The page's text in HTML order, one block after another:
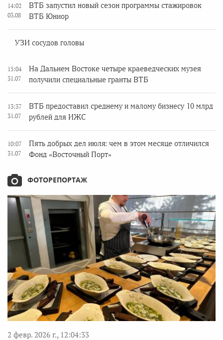
14:02
03.08
ВТБ запустил новый сезон программы стажировок
ВТБ Юниор
УЗИ сосудов головы
15:04
31.07
На Дальнем Востоке четыре краеведческих музея
получили специальные гранты ВТБ
13:37
31.07
ВТБ предоставил среднему и малому бизнесу 10 млрд
рублей для ИЖС
10:07
31.07
Пять добрых дел июля: чем в этом месяце отличился
Фонд «Восточный Порт»
ФОТОРЕПОРТАЖ
2 февр. 2026 г., 12:04:33